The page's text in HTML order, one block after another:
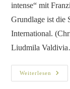
intense“ mit
Grundlage ist die
International.
Liudmila
Weiterlesen